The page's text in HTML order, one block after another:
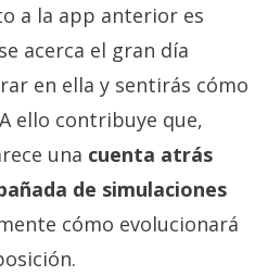
a la app anterior es
acerca el gran día
en ella y sentirás cómo
ello contribuye que,
una cuenta atrás
de simulaciones
cómo evolucionará